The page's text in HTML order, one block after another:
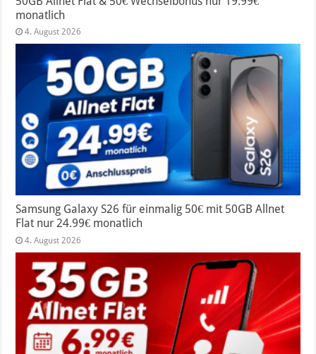
monatlich
4. August 2026
Samsung Galaxy S26 für einmalig 50€ mit 50GB Allnet
Flat nur 24.99€ monatlich
4. August 2026